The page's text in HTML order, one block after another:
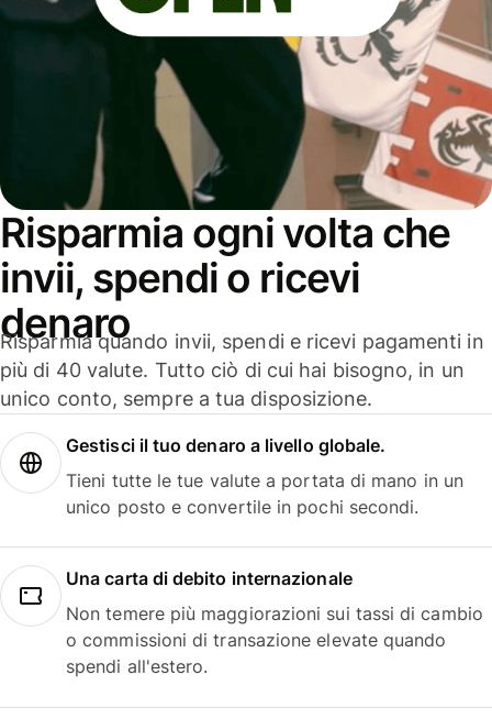
Risparmia ogni volta che
invii, spendi o ricevi
denaro
Risparmia quando invii, spendi e ricevi pagamenti in
più di 40 valute. Tutto ciò di cui hai bisogno, in un
unico conto, sempre a tua disposizione.
Gestisci il tuo denaro a livello globale.
Tieni tutte le tue valute a portata di mano in un
unico posto e convertile in pochi secondi.
Una carta di debito internazionale
Non temere più maggiorazioni sui tassi di cambio
o commissioni di transazione elevate quando
spendi all'estero.